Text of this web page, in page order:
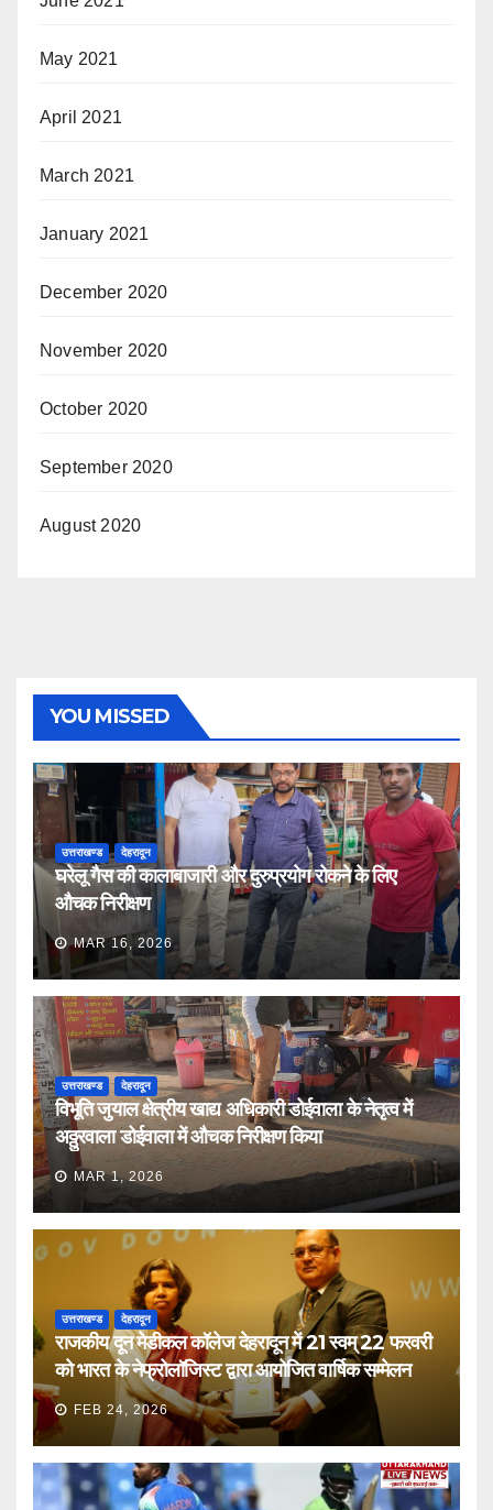
May 2021
April 2021
March 2021
January 2021
December 2020
November 2020
October 2020
September 2020
August 2020
YOU MISSED
उत्तराखण्ड देहरादून
घरेलू गैस की कालाबाजारी और दुरुप्रयोग रोकने के लिए
औचक निरीक्षण
MAR 16, 2026
उत्तराखण्ड देहरादून
विभूति जुयाल क्षेत्रीय खाद्य अधिकारी डोईवाला के नेतृत्व में
अठ्ठुरवाला डोईवाला में औचक निरीक्षण किया
MAR 1, 2026
उत्तराखण्ड देहरादून
राजकीय दून मेडीकल कॉलेज देहरादून में 21 स्वम् 22 फरवरी
को भारत के नेफ्रोलॉजिस्ट द्वारा आयोजित वार्षिक सम्मेलन
FEB 24, 2026